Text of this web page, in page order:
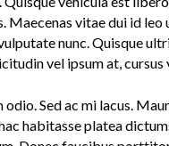
Maecenas vitae dui id
nunc. Quisque
vel ipsum at, cursus
Sed ac mi lacus.
habitasse platea